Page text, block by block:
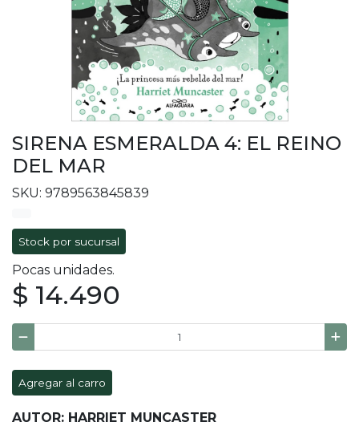
SIRENA ESMERALDA 4: EL REINO
DEL MAR
SKU: 9789563845839
Stock por sucursal
Pocas unidades.
$ 14.490
Agregar al carro
AUTOR: HARRIET MUNCASTER